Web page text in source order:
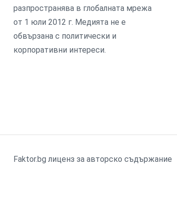
разпространява в глобалната мрежа
от 1 юли 2012 г. Медията не е
обвързана с политически и
корпоративни интереси.
Faktor.bg лиценз за авторско съдържание